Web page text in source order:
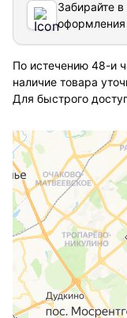
Забирайте
оформления
По истечению 48-и
наличие товара
Для быстрого